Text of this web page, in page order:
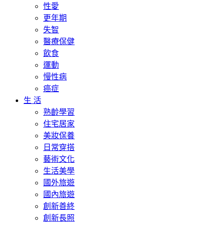
性愛
更年期
失智
醫療保健
飲食
運動
慢性病
癌症
生 活
熟齡學習
住宅居家
美妝保養
日常穿搭
藝術文化
生活美學
國外旅遊
國內旅遊
創新善終
創新長照